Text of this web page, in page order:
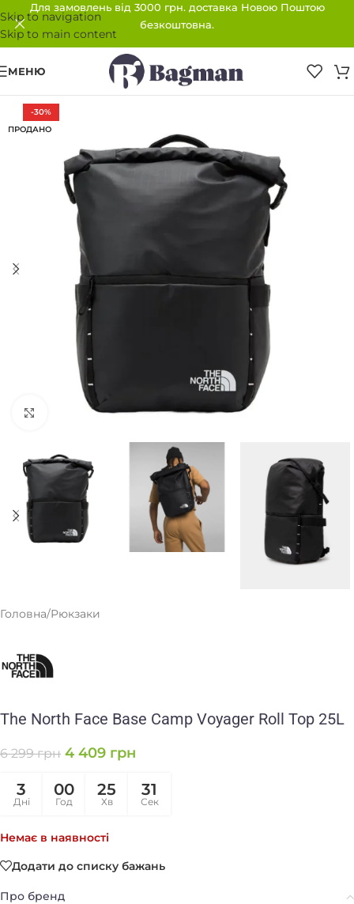
Skip to navigation
Skip to main content
Для замовлень від 3000 грн. доставка Новою Поштою
безкоштовна.
МЕНЮ
-30%
ПРОДАНО
Клацніть, щоб збільшити
Головна/Рюкзаки
The North Face Base Camp Voyager Roll Top 25L
6 299грн 4 409 грн
3
Дні
00
Год
25
Хв
31
Сек
Немає в наявності
Додати до списку бажань
Про бренд